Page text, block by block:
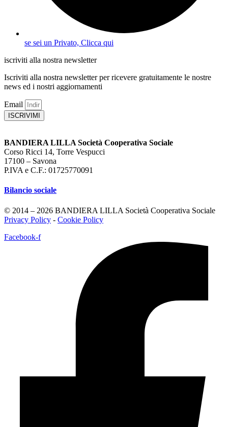
se sei un Privato, Clicca qui
iscriviti alla nostra newsletter
Iscriviti alla nostra newsletter per ricevere gratuitamente le nostre
news ed i nostri aggiornamenti
Email
ISCRIVIMI
BANDIERA LILLA Società Cooperativa Sociale
Corso Ricci 14, Torre Vespucci
17100 – Savona
P.IVA e C.F.: 01725770091
Bilancio sociale
© 2014 – 2026 BANDIERA LILLA Società Cooperativa Sociale
Privacy Policy - Cookie Policy
Facebook-f